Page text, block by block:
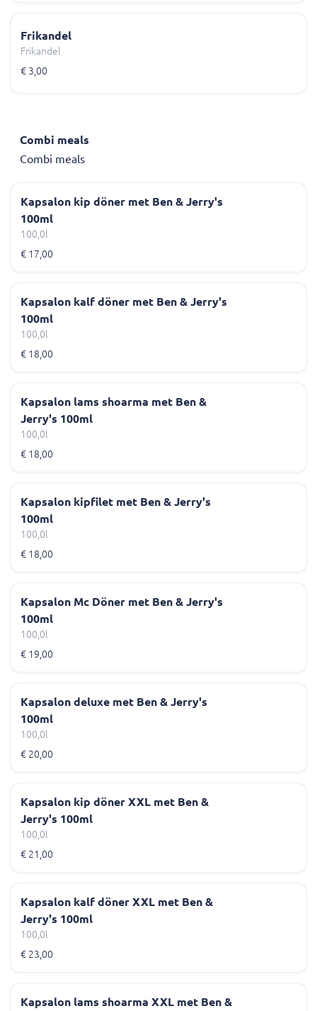
Frikandel
Frikandel
€ 3,00
Combi meals
Combi meals
Kapsalon kip döner met Ben & Jerry's
100ml
100,0l
€ 17,00
Kapsalon kalf döner met Ben & Jerry's
100ml
100,0l
€ 18,00
Kapsalon lams shoarma met Ben &
Jerry's 100ml
100,0l
€ 18,00
Kapsalon kipfilet met Ben & Jerry's
100ml
100,0l
€ 18,00
Kapsalon Mc Döner met Ben & Jerry's
100ml
100,0l
€ 19,00
Kapsalon deluxe met Ben & Jerry's
100ml
100,0l
€ 20,00
Kapsalon kip döner XXL met Ben &
Jerry's 100ml
100,0l
€ 21,00
Kapsalon kalf döner XXL met Ben &
Jerry's 100ml
100,0l
€ 23,00
Kapsalon lams shoarma XXL met Ben &